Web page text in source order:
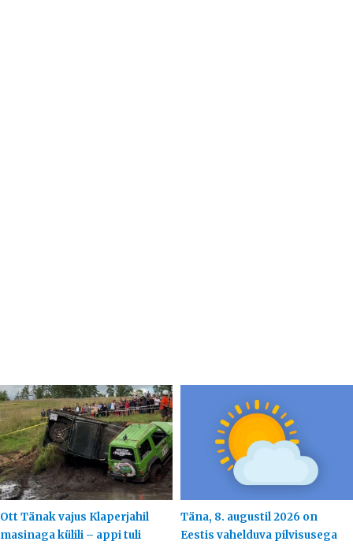
Ott Tänak vajus Klaperjahil
masinaga külili – appi tuli
Täna, 8. augustil 2026 on
Eestis vahelduva pilvisusega